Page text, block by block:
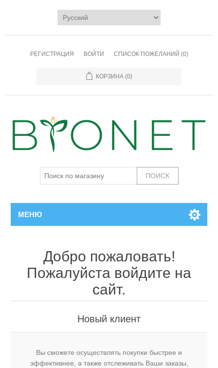
РЕГИСТРАЦИЯ ВОЙТИ СПИСОК ПОЖЕЛАНИЙ (0)
КОРЗИНА (0)
МЕНЮ
Добро пожаловать!
Пожалуйста войдите на
сайт.
Новый клиент
Вы сможете осуществлять покупки быстрее и
эффективнее, а также отслеживать Ваши заказы,